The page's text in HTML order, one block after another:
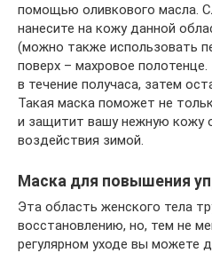
помощью оливкового масла.
нанесите на кожу данной
(можно также использовать
поверх – махровое
в течение получаса, затем
Такая маска поможет не
и защитит вашу нежную кожу
воздействия зимой.
Маска для повышения
Эта область женского тела
восстановлению, но, тем не
регулярном уходе вы можете